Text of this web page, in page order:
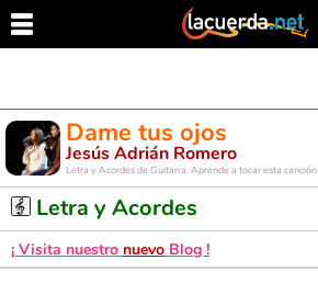
Dame tus ojos
Jesús Adrián Romero
Letra y Acordes de Guitarra. Aprende a tocar esta canción
Letra y Acordes
¡ Visita nuestro nuevo Blog !